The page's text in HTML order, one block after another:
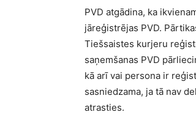
PVD atgādina, ka
jāreģistrējas PVD.
Tiešsaistes kurjeru
saņemšanas PVD
kā arī vai persona ir
sasniedzama, ja tā nav
atrasties.